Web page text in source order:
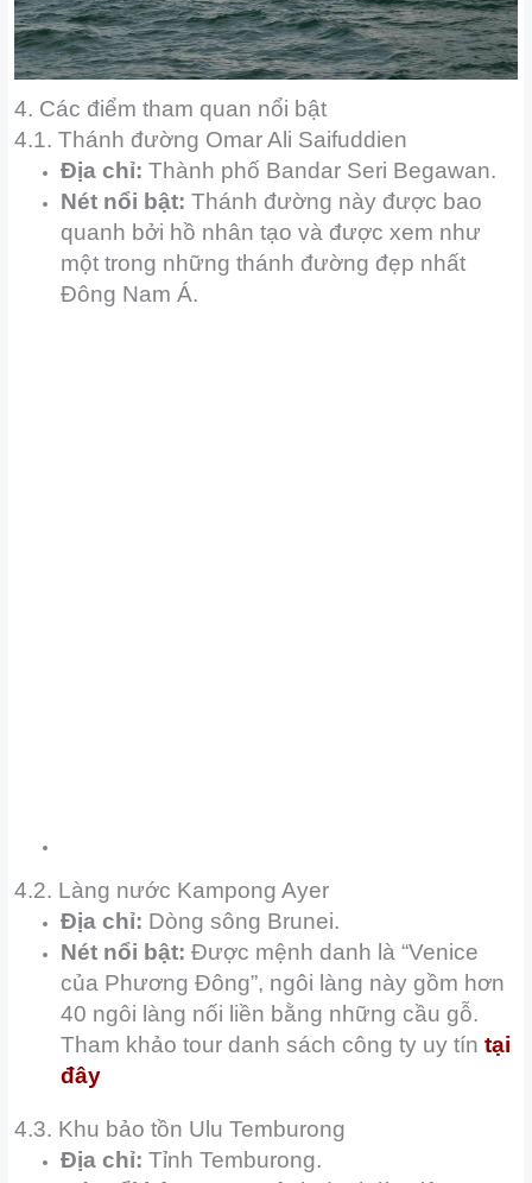
4. Các điểm tham quan nổi bật
4.1. Thánh đường Omar Ali Saifuddien
Địa chỉ: Thành phố Bandar Seri Begawan.
Nét nổi bật: Thánh đường này được bao
quanh bởi hồ nhân tạo và được xem như
một trong những thánh đường đẹp nhất
Đông Nam Á.
4.2. Làng nước Kampong Ayer
Địa chỉ: Dòng sông Brunei.
Nét nổi bật: Được mệnh danh là “Venice
của Phương Đông”, ngôi làng này gồm hơn
40 ngôi làng nối liền bằng những cầu gỗ.
Tham khảo tour danh sách công ty uy tín tại
đây
4.3. Khu bảo tồn Ulu Temburong
Địa chỉ: Tỉnh Temburong.